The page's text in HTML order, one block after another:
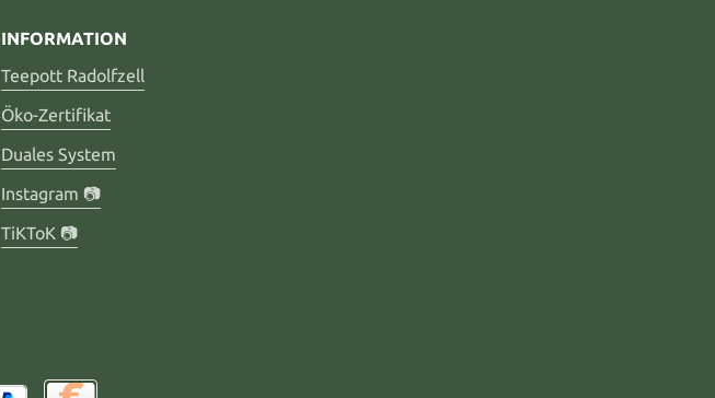
INFORMATION
Teepott Radolfzell
Öko-Zertifikat
Duales System
Instagram 📷
TiKToK 📷